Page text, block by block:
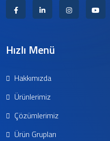
Hızlı Menü
Hakkımızda
Ürünlerimiz
Çözümlerimiz
Ürün Grupları